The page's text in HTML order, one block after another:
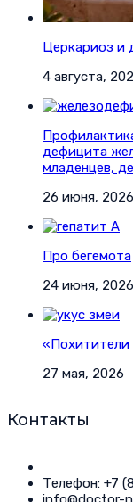
Церкариоз и
4 августа,
дефицита
младенцев,
26 июня, 2026
Про бегемота
24 июня, 2026
«Похитители
27 мая, 2026
Контакты
Телефон: +7